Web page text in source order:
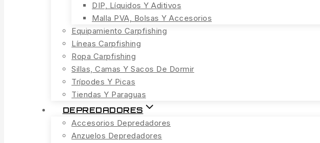
DIP, Líquidos Y Aditivos
Malla PVA, Bolsas Y Accesorios
Equipamiento Carpfishing
Líneas Carpfishing
Ropa Carpfishing
Sillas, Camas Y Sacos De Dormir
Trípodes Y Picas
Tiendas Y Paraguas
DEPREDADORES
Accesorios Depredadores
Anzuelos Depredadores